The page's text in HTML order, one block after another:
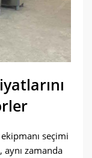
seçimi
zamanda